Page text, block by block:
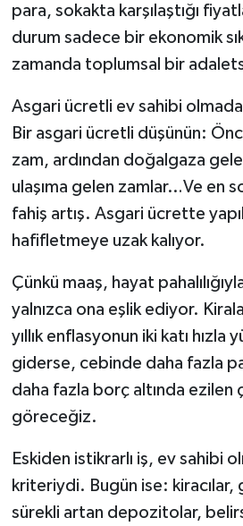
para, sokakta karşılaştığı
durum sadece bir ekonomik
zamanda toplumsal bir
Asgari ücretli ev sahibi
Bir asgari ücretli düşünün:
zam, ardından doğalgaza
ulaşıma gelen zamlar…Ve en
fahiş artış. Asgari ücrette
hafifletmeye uzak kalıyor.
Çünkü maaş, hayat
yalnızca ona eşlik ediyor.
yıllık enflasyonun iki katı hızla
giderse, cebinde daha fazla
daha fazla borç altında ezilen
göreceğiz.
Eskiden istikrarlı iş, ev sahibi
kriteriydi. Bugün ise:
sürekli artan depozitolar,